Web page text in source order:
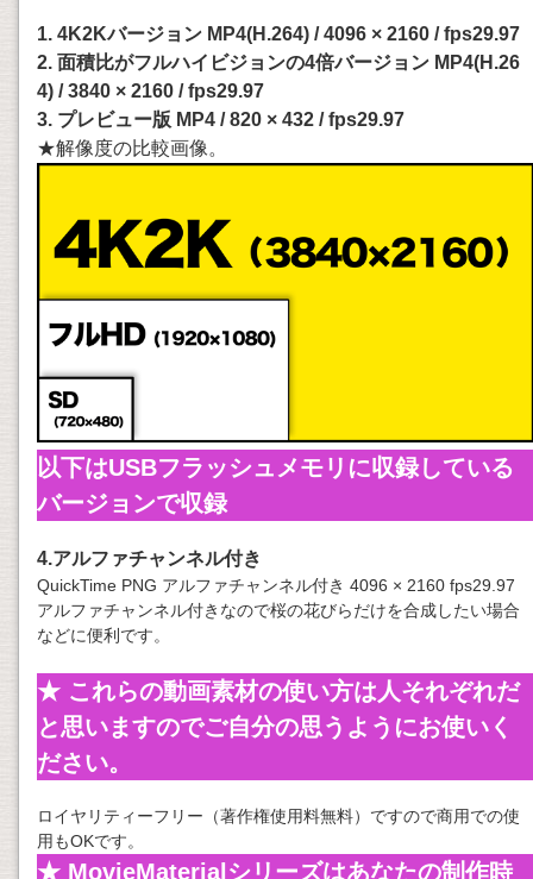
1. 4K2Kバージョン MP4(H.264) / 4096 × 2160 / fps29.97
2. 面積比がフルハイビジョンの4倍バージョン MP4(H.26
4) / 3840 × 2160 / fps29.97
3. プレビュー版 MP4 / 820 × 432 / fps29.97
★解像度の比較画像。
以下はUSBフラッシュメモリに収録している
バージョンで収録
4.アルファチャンネル付き
QuickTime PNG アルファチャンネル付き 4096 × 2160 fps29.97
アルファチャンネル付きなので桜の花びらだけを合成したい場合
などに便利です。
★ これらの動画素材の使い方は人それぞれだ
と思いますのでご自分の思うようにお使いく
ださい。
ロイヤリティーフリー（著作権使用料無料）ですので商用での使
用もOKです。
★ MovieMaterialシリーズはあなたの制作時